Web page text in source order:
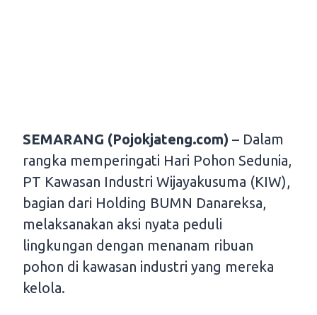
SEMARANG (Pojokjateng.com) – Dalam
rangka memperingati Hari Pohon Sedunia,
PT Kawasan Industri Wijayakusuma (KIW),
bagian dari Holding BUMN Danareksa,
melaksanakan aksi nyata peduli
lingkungan dengan menanam ribuan
pohon di kawasan industri yang mereka
kelola.